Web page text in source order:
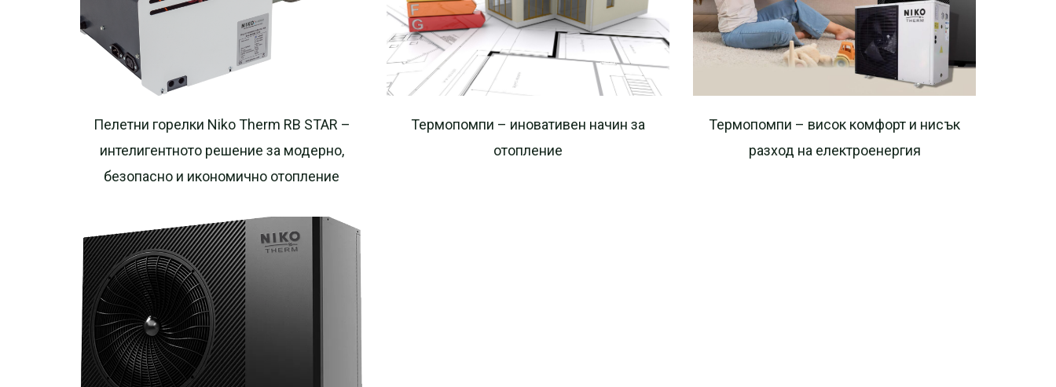
Пелетни горелки Niko Therm RB STAR –
интелигентното решение за модерно,
безопасно и икономично отопление
Термопомпи – иновативен начин за
отопление
Термопомпи – висок комфорт и нисък
разход на електроенергия